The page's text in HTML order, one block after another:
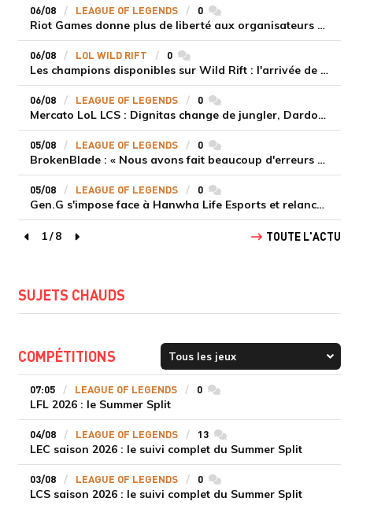
06/08 LEAGUE OF LEGENDS 0commentaires
Riot Games donne plus de liberté aux organisateurs de tournois locaux sur League of Legends
06/08 LOL WILD RIFT 0commentaires
Les champions disponibles sur Wild Rift : l'arrivée de Cho'Gath
06/08 LEAGUE OF LEGENDS 0commentaires
Mercato LoL LCS : Dignitas change de jungler, Dardoch fait son retour en LCS, eXyu annonce sa retraite
05/08 LEAGUE OF LEGENDS 0commentaires
BrokenBlade : « Nous avons fait beaucoup d'erreurs bêtes, mais une victoire reste une victoire et c'est une chose dont on peut se réjouir »
05/08 LEAGUE OF LEGENDS 0commentaires
Gen.G s'impose face à Hanwha Life Esports et relance sa dynamique en LCK
page précédente
1/8
page suivante
TOUTE L'ACTU
SUJETS CHAUDS
COMPÉTITIONS
07:05 LEAGUE OF LEGENDS 0commentaires
LFL 2026 : le Summer Split
04/08 LEAGUE OF LEGENDS 13commentaires
LEC saison 2026 : le suivi complet du Summer Split
03/08 LEAGUE OF LEGENDS 0commentaires
LCS saison 2026 : le suivi complet du Summer Split